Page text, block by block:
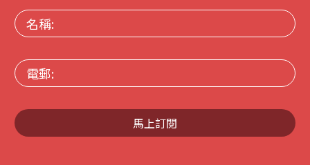
名
稱:
電
郵:
馬上訂閱